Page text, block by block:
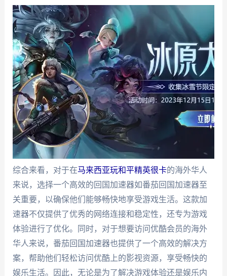
综合来看，对于在马来西亚玩和平精英很卡的海外华人
来说，选择一个高效的回国加速器如番茄回国加速器至
关重要，以确保他们能够畅快地享受游戏生活。这款加
速器不仅提供了优秀的网络连接和稳定性，还专为游戏
体验进行了优化。同时，对于想要访问优酷会员的海外
华人来说，番茄回国加速器也提供了一个高效的解决方
案，帮助他们轻松访问优酷上的影视资源，享受畅快的
娱乐生活。因此，无论是为了解决游戏体验还是娱乐内